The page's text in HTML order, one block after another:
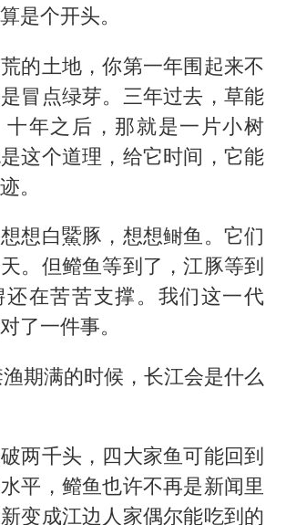
是个开头。
的土地，你第一年围起来不
冒点绿芽。三年过去，草能
年之后，那就是一片小树
这个道理，给它时间，它能
。
想白鱀豚，想想鲥鱼。它们
。但鳤鱼等到了，江豚等到
还在苦苦支撑。我们这一代
了一件事。
期满的时候，长江会是什么
两千头，四大家鱼可能回到
平，鳤鱼也许不再是新闻里
变成江边人家偶尔能吃到的